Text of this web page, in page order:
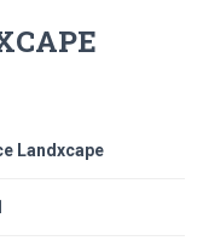
Landxcape